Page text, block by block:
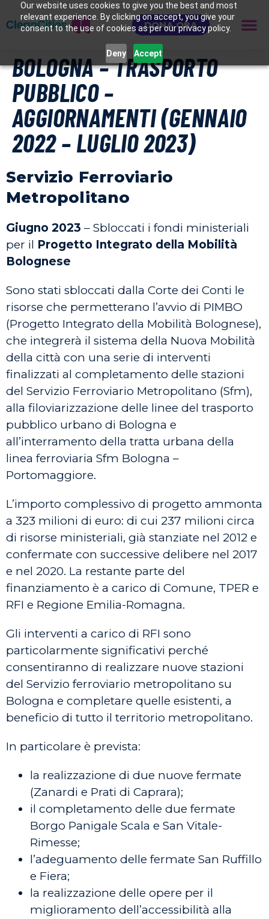
Our website uses cookies to give you the best and most
relevant experience. By clicking on accept, you give your
consent to the use of cookies as per our privacy policy.
Deny Accept
DONA ORA
BOLOGNA – TRASPORTO
PUBBLICO –
AGGIORNAMENTI (GENNAIO
2022 – LUGLIO 2023)
Servizio Ferroviario
Metropolitano
Giugno 2023 – Sbloccati i fondi ministeriali
per il Progetto Integrato della Mobilità
Bolognese
Sono stati sbloccati dalla Corte dei Conti le
risorse che permetterano l’avvio di PIMBO
(Progetto Integrato della Mobilità Bolognese),
che integrerà il sistema della Nuova Mobilità
della città con una serie di interventi
finalizzati al completamento delle stazioni
del Servizio Ferroviario Metropolitano (Sfm),
alla filoviarizzazione delle linee del trasporto
pubblico urbano di Bologna e
all’interramento della tratta urbana della
linea ferroviaria Sfm Bologna –
Portomaggiore.
L’importo complessivo di progetto ammonta
a 323 milioni di euro: di cui 237 milioni circa
di risorse ministeriali, già stanziate nel 2012 e
confermate con successive delibere nel 2017
e nel 2020. La restante parte del
finanziamento è a carico di Comune, TPER e
RFI e Regione Emilia-Romagna.
Gli interventi a carico di RFI sono
particolarmente significativi perché
consentiranno di realizzare nuove stazioni
del Servizio ferroviario metropolitano su
Bologna e completare quelle esistenti, a
beneficio di tutto il territorio metropolitano.
In particolare è prevista:
la realizzazione di due nuove fermate
(Zanardi e Prati di Caprara);
il completamento delle due fermate
Borgo Panigale Scala e San Vitale-
Rimesse;
l’adeguamento delle fermate San Ruffillo
e Fiera;
la realizzazione delle opere per il
miglioramento dell’accessibilità alla